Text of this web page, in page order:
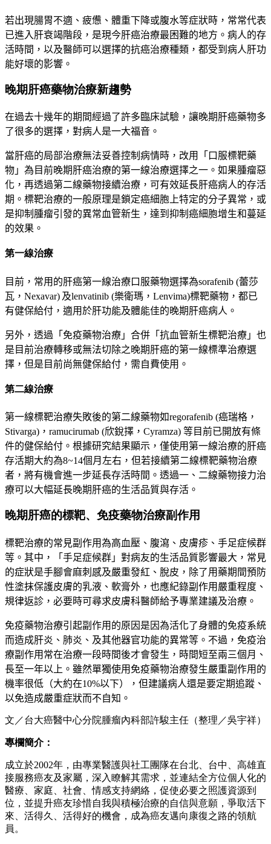
若出現腸胃不適、疲憊、體重下降或腹水等症狀時，常常代表
已進入肝衰竭階段，是現今肝癌治療最困難的地方。病人的存
活時間，以及醫師可以選擇的抗癌治療種類，都受到病人肝功
能好壞的影響。
晚期肝癌藥物治療新趨勢
在過去十幾年的期間經過了許多臨床試驗，讓晚期肝癌藥物多
了很多的選擇，對病人是一大福音。
當肝癌的局部治療無法妥善控制病情時，改用 「 口服標靶藥
物 」 為目前晚期肝癌治療的第一線治療選擇之一。如果腫瘤惡
化，再透過第二線藥物接續治療，可有效延長肝癌病人的存活
期。標靶治療的一般原理是鎖定癌細胞上特定的分子異常，或
是抑制腫瘤引發的異常血管新生，達到抑制癌細胞增生和蔓延
的效果 。
第一線治療
目前，常用的肝癌第一線治療口服藥物選擇為sorafenib (蕾莎
瓦， Nexavar) 及lenvatinib (樂衛瑪， Lenvima)標靶藥物，都已
有健保給付，適用於肝功能及體能佳的晚期肝癌病人。
另外，透過 「 免疫藥物治療 」 合併 「 抗血管新生標靶治療 」 也
是目前治療轉移或無法切除之晚期肝癌的第一線標準治療選
擇，但是目前尚無健保給付 ， 需自費使用。
第二線治療
第一線標靶治療失敗後的第二線藥物如regorafenib (癌瑞格，
Stivarga) ， ramucirumab (欣銳擇， Cyramza) 等目前已開放有條
件的健保給付。根據研究結果顯示，僅使用第一線治療的肝癌
存活期大約為8~14個月左右，但若接續第二線標靶藥物治療
者，將有機會進一步延長存活時間。透過一、二線藥物接力治
療可以大幅延長晚期肝癌的生活品質與存活。
晚期肝癌的標靶、免疫藥物治療副作用
標靶治療的常見副作用為高血壓、腹瀉、皮膚疹、手足症候群
等。其中，
「 手足症候群 」 對病友的生活品質影響最大，常見
的症狀是手腳會麻刺感及嚴重發紅、脫皮，除了用藥期間預防
性塗抹保護皮膚的乳液、軟膏外，也應紀錄副作用嚴重程度、
規律返診，必要時可尋求皮膚科醫師給予專業建議及治療。
免疫藥物治療引起副作用的原因是因為活化了身體的免疫系統
而造成肝炎、肺炎、及其他器官功能的異常等。不過，免疫治
療副作用常在治療一段時間後才會發生，時間短至兩三個月、
長至一年以上。雖然單獨使用免疫藥物治療發生嚴重副作用的
機率很低（大約在10%以下），但建議病人還是要定期追蹤、
以免造成嚴重症狀而不自知。
文／台大癌醫中心分院腫瘤內科部許駿主任（整理／吳宇祥）
專欄簡介：
成立於2002年，由專業醫護與社工團隊在台北、台中、高雄直
接服務癌友及家屬，深入瞭解其需求，並連結全方位個人化的
醫療、家庭、社會、情感支持網絡，促使必要之照護資源到
位，並提升癌友珍惜自我與積極治療的自信與意願，爭取活下
來、活得久、活得好的機會，成為癌友邁向康復之路的領航
員。